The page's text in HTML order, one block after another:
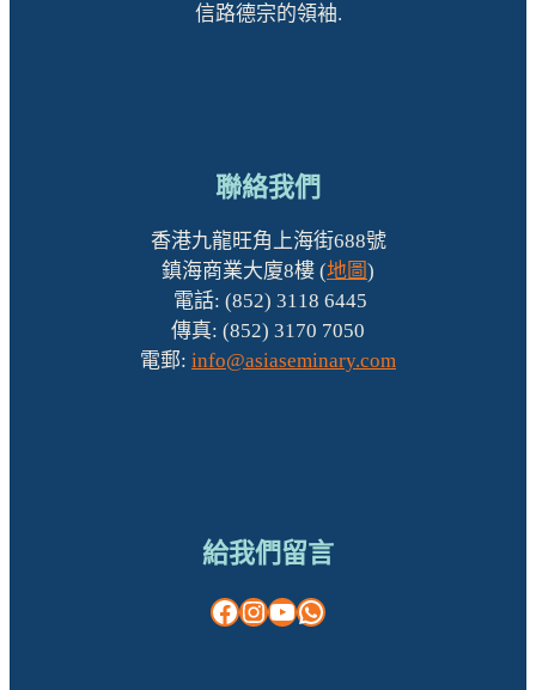
信路德宗的領袖.
聯絡我們
香港九龍旺角上海街688號
鎮海商業大廈8樓 (地圖)
電話: (852) 3118 6445
傳真: (852) 3170 7050
電郵: info@asiaseminary.com
給我們留言
Facebook
Instagram
YouTube
WhatsApp